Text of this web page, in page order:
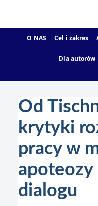
O NAS Cel i zakres
Dla autorów
Od
krytyki
pracy w
apoteozy
dialogu